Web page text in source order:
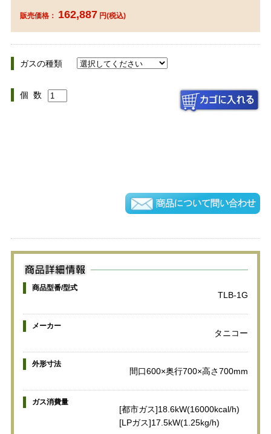
販売価格： 162,887 円(税込)
ガスの種類
個 数
商品型番/型式
TLB-1G
メーカー
タニコー
外形寸法
間口600×奥行700×高さ700mm
ガス消費量
[都市ガス]18.6kW(16000kcal/h)
[LPガス]17.5kW(1.25kg/h)